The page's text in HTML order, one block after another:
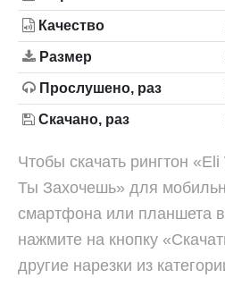
Качество
Размер
Прослушено, раз
Скачано, раз
Чтобы скачать рингтон
Ты Захочешь» для
смартфона или планшета
нажмите на кнопку
другие нарезки из